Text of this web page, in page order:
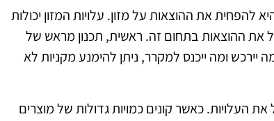
את ההוצאות על מזון. עלויות המזון יכולות
את ההוצאות בתחום זה. ראשית, תכנון מראש של
ומה ייכנס למקרר, ניתן להימנע מקניות לא
את העלויות. כאשר קונים כמויות גדולות של מוצרים